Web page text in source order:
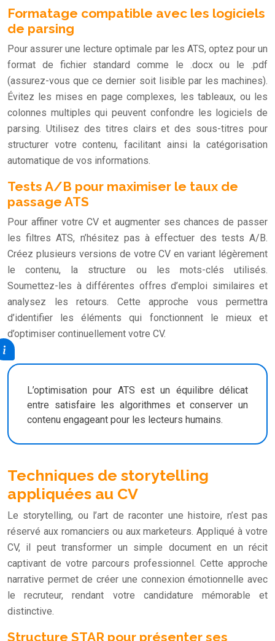
Formatage compatible avec les logiciels
de parsing
Pour assurer une lecture optimale par les ATS, optez pour un
format de fichier standard comme le .docx ou le .pdf
(assurez-vous que ce dernier soit lisible par les machines).
Évitez les mises en page complexes, les tableaux, ou les
colonnes multiples qui peuvent confondre les logiciels de
parsing. Utilisez des titres clairs et des sous-titres pour
structurer votre contenu, facilitant ainsi la catégorisation
automatique de vos informations.
Tests A/B pour maximiser le taux de
passage ATS
Pour affiner votre CV et augmenter ses chances de passer
les filtres ATS, n’hésitez pas à effectuer des tests A/B.
Créez plusieurs versions de votre CV en variant légèrement
le contenu, la structure ou les mots-clés utilisés.
Soumettez-les à différentes offres d’emploi similaires et
analysez les retours. Cette approche vous permettra
d’identifier les éléments qui fonctionnent le mieux et
d’optimiser continuellement votre CV.
L’optimisation pour ATS est un équilibre délicat
entre satisfaire les algorithmes et conserver un
contenu engageant pour les lecteurs humains.
Techniques de storytelling
appliquées au CV
Le storytelling, ou l’art de raconter une histoire, n’est pas
réservé aux romanciers ou aux marketeurs. Appliqué à votre
CV, il peut transformer un simple document en un récit
captivant de votre parcours professionnel. Cette approche
narrative permet de créer une connexion émotionnelle avec
le recruteur, rendant votre candidature mémorable et
distinctive.
Structure STAR pour présenter ses